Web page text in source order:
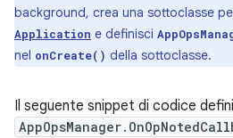
background, crea una sottoclasse
Application e definisci
nel onCreate() della sottoclasse.
Il seguente snippet di codice